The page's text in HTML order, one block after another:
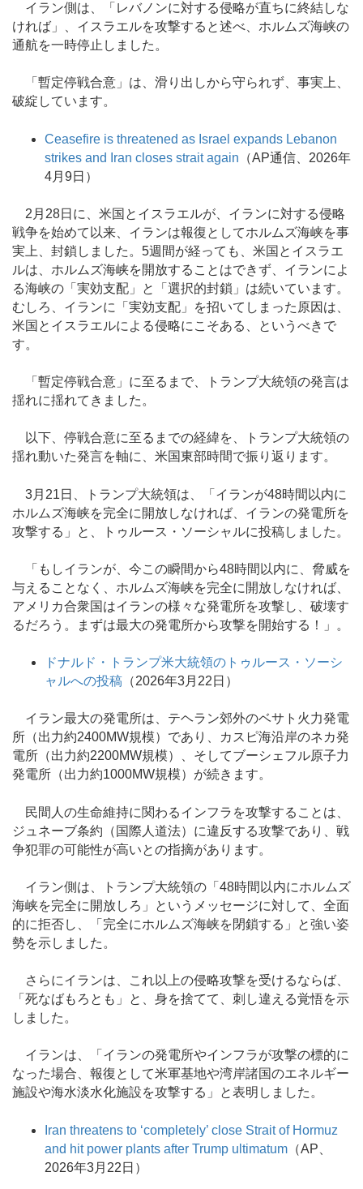
イラン側は、「レバノンに対する侵略が直ちに終結しな
ければ」、イスラエルを攻撃すると述べ、ホルムズ海峡の
通航を一時停止しました。
「暫定停戦合意」は、滑り出しから守られず、事実上、
破綻しています。
Ceasefire is threatened as Israel expands Lebanon
strikes and Iran closes strait again （AP通信、2026年
4月9日）
2月28日に、米国とイスラエルが、イランに対する侵略
戦争を始めて以来、イランは報復としてホルムズ海峡を事
実上、封鎖しました。5週間が経っても、米国とイスラエ
ルは、ホルムズ海峡を開放することはできず、イランによ
る海峡の「実効支配」と「選択的封鎖」は続いています。
むしろ、イランに「実効支配」を招いてしまった原因は、
米国とイスラエルによる侵略にこそある、というべきで
す。
「暫定停戦合意」に至るまで、トランプ大統領の発言は
揺れに揺れてきました。
以下、停戦合意に至るまでの経緯を、トランプ大統領の
揺れ動いた発言を軸に、米国東部時間で振り返ります。
3月21日、トランプ大統領は、「イランが48時間以内に
ホルムズ海峡を完全に開放しなければ、イランの発電所を
攻撃する」と、トゥルース・ソーシャルに投稿しました。
「もしイランが、今この瞬間から48時間以内に、脅威を
与えることなく、ホルムズ海峡を完全に開放しなければ、
アメリカ合衆国はイランの様々な発電所を攻撃し、破壊す
るだろう。まずは最大の発電所から攻撃を開始する！」。
ドナルド・トランプ米大統領のトゥルース・ソーシ
ャルへの投稿 （2026年3月22日）
イラン最大の発電所は、テヘラン郊外のベサト火力発電
所（出力約2400MW規模）であり、カスピ海沿岸のネカ発
電所（出力約2200MW規模）、そしてブーシェフル原子力
発電所（出力約1000MW規模）が続きます。
民間人の生命維持に関わるインフラを攻撃することは、
ジュネーブ条約（国際人道法）に違反する攻撃であり、戦
争犯罪の可能性が高いとの指摘があります。
イラン側は、トランプ大統領の「48時間以内にホルムズ
海峡を完全に開放しろ」というメッセージに対して、全面
的に拒否し、「完全にホルムズ海峡を閉鎖する」と強い姿
勢を示しました。
さらにイランは、これ以上の侵略攻撃を受けるならば、
「死なばもろとも」と、身を捨てて、刺し違える覚悟を示
しました。
イランは、「イランの発電所やインフラが攻撃の標的に
なった場合、報復として米軍基地や湾岸諸国のエネルギー
施設や海水淡水化施設を攻撃する」と表明しました。
Iran threatens to ‘completely’ close Strait of Hormuz
and hit power plants after Trump ultimatum （AP、
2026年3月22日）